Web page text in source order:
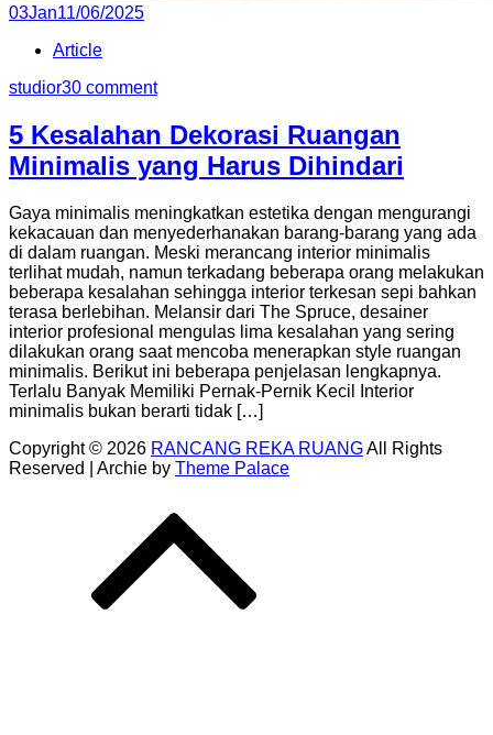
Posted
03Jan11/06/2025
Article
studior30 comment
5 Kesalahan Dekorasi Ruangan
Minimalis yang Harus Dihindari
Gaya minimalis meningkatkan estetika dengan mengurangi
kekacauan dan menyederhanakan barang-barang yang ada
di dalam ruangan. Meski merancang interior minimalis
terlihat mudah, namun terkadang beberapa orang melakukan
beberapa kesalahan sehingga interior terkesan sepi bahkan
terasa berlebihan. Melansir dari The Spruce, desainer
interior profesional mengulas lima kesalahan yang sering
dilakukan orang saat mencoba menerapkan style ruangan
minimalis. Berikut ini beberapa penjelasan lengkapnya.
Terlalu Banyak Memiliki Pernak-Pernik Kecil Interior
minimalis bukan berarti tidak […]
Copyright © 2026 RANCANG REKA RUANGAll Rights
Reserved | Archie by Theme Palace